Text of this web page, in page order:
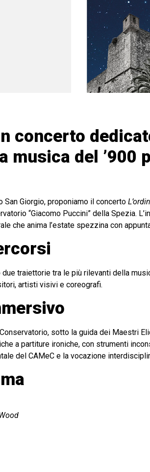
concerto
musica del ’900
Giorgio, proponiamo il concerto
“Giacomo Puccini” della Spezia.
che anima l’estate spezzina con
traiettorie tra le più rilevanti della
artisti visivi e coreografi.
sotto la guida dei Maestri
a partiture ironiche, con strumenti
del CAMeC e la vocazione